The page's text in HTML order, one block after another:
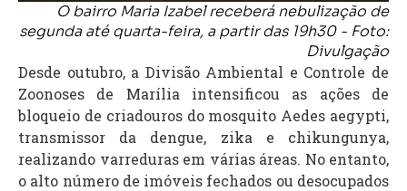
O bairro Maria Izabel receberá nebulização de
segunda até quarta-feira, a partir das 19h30 - Foto:
Divulgação
Desde outubro, a Divisão Ambiental e Controle de
Zoonoses de Marília intensificou as ações de
bloqueio de criadouros do mosquito Aedes aegypti,
transmissor da dengue, zika e chikungunya,
realizando varreduras em várias áreas. No entanto,
o alto número de imóveis fechados ou desocupados